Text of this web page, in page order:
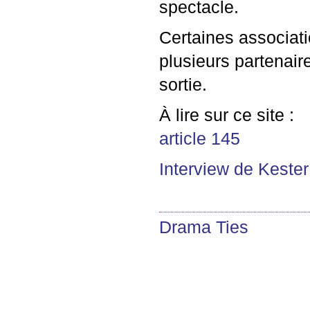
spectacle.
Certaines
plusieurs
sortie.
À lire sur ce site :
article 145
Interview de
Drama Ties